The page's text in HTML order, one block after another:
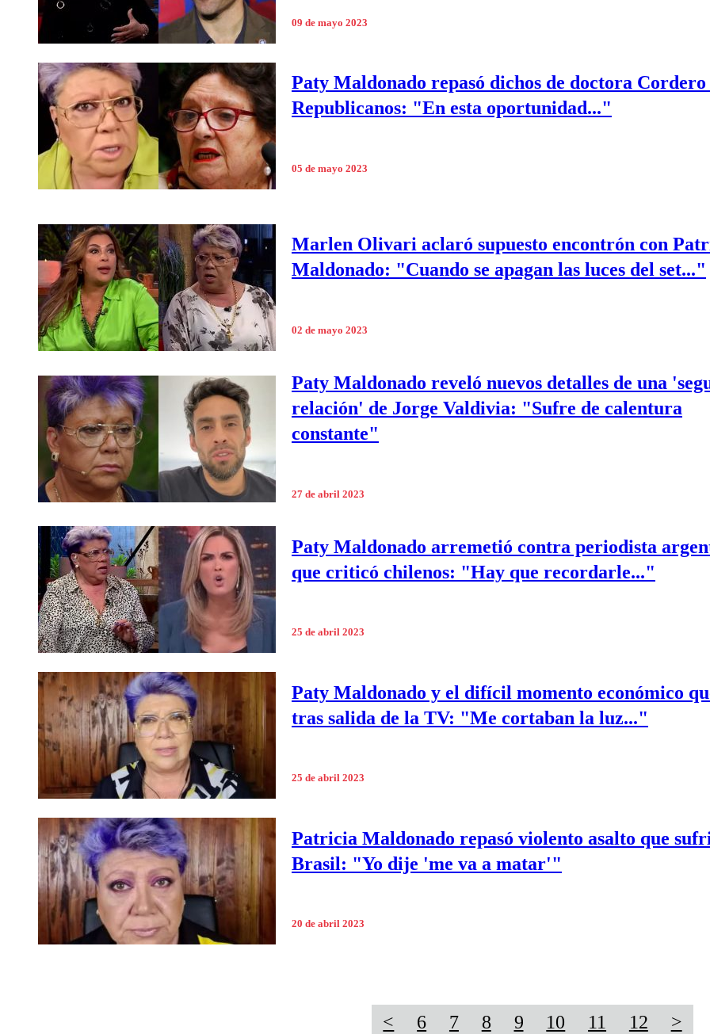
09 de mayo 2023
Paty Maldonado repasó dichos de doctora
Republicanos: "En esta oportunidad..."
05 de mayo 2023
Marlen Olivari aclaró supuesto encontrón con
Maldonado: "Cuando se apagan las luces del set..."
02 de mayo 2023
Paty Maldonado reveló nuevos detalles de una
relación' de Jorge Valdivia: "Sufre de calentura
constante"
27 de abril 2023
Paty Maldonado arremetió contra periodista
que criticó chilenos: "Hay que recordarle..."
25 de abril 2023
Paty Maldonado y el difícil momento económico
tras salida de la TV: "Me cortaban la luz..."
25 de abril 2023
Patricia Maldonado repasó violento asalto que
Brasil: "Yo dije 'me va a matar'"
20 de abril 2023
< 6 7 8 9 10 11 12 >